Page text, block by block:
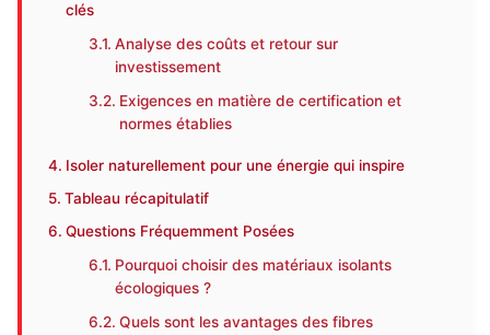
clés
Analyse des coûts et retour sur
investissement
Exigences en matière de certification et
normes établies
Isoler naturellement pour une énergie qui inspire
Tableau récapitulatif
Questions Fréquemment Posées
Pourquoi choisir des matériaux isolants
écologiques ?
Quels sont les avantages des fibres